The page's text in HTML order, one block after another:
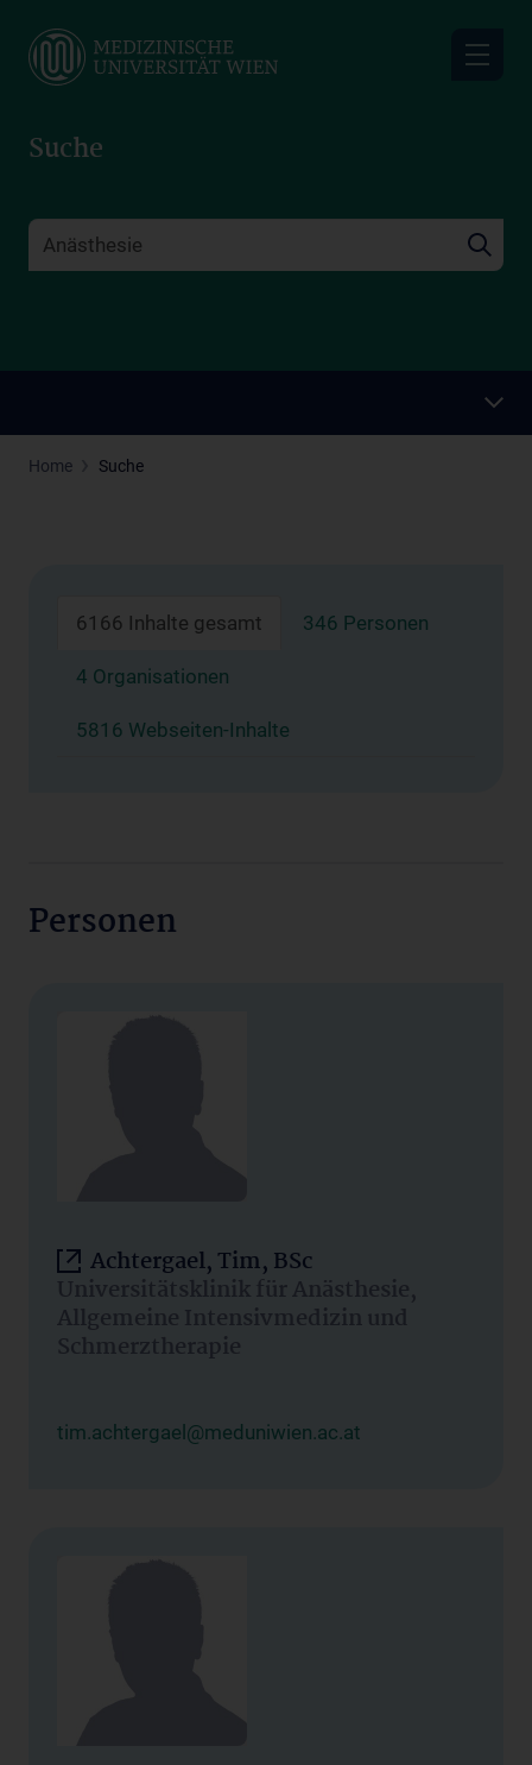
main
Suche
Home Suche
6166 Inhalte gesamt 346 Personen
4 Organisationen
5816 Webseiten-Inhalte
Personen
Achtergael, Tim, BSc
Universitätsklinik für Anästhesie,
Allgemeine Intensivmedizin und
Schmerztherapie
tim.achtergael@meduniwien.ac.at